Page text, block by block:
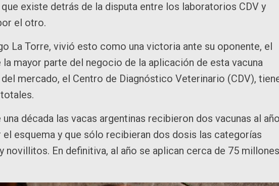
existe detrás de la disputa entre los laboratorios CDV y
el otro.
La Torre, vivió esto como una victoria ante su oponente, el
mayor parte del negocio de la aplicación de esta vacuna
mercado, el Centro de Diagnóstico Veterinario (CDV),
década las vacas argentinas recibieron dos vacunas al
esquema y que sólo recibieran dos dosis las categorías
En definitiva, al año se aplican cerca de 75 millones